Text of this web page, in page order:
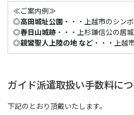
≪ご案内例≫
◎高田城址公園 ・・・上越市のシン
◎春日山城跡・・・上杉謙信公の居
◎親鸞聖人上陸の地 など・・・上越
ガイド派遣取扱い手数料に
下記のとおり頂戴いたします。